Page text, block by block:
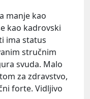
manje kao
kao kadrovski
ima status
stručnim
svuda. Malo
za zdravstvo,
forte. Vidljivo